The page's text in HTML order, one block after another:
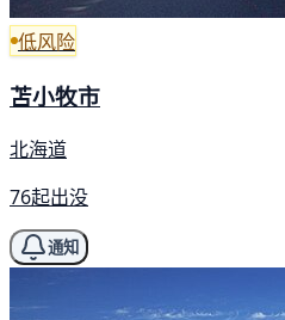
低风险
苫小牧市
北海道
76起出没
通知